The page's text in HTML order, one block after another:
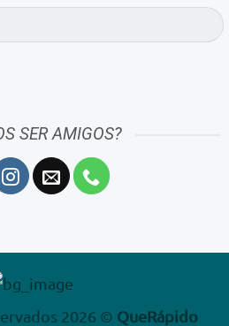
SER AMIGOS?
2026 © QueRápido